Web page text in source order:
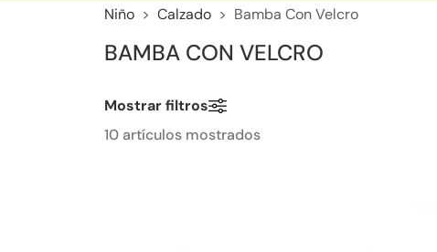
Niño Calzado Bamba Con Velcro
BAMBA CON VELCRO
Mostrar filtros
10 artículos mostrados